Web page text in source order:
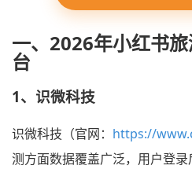
一、2026年小红书
台
1、识微科技
识微科技（官网： https://
测方面数据覆盖广泛，用户登